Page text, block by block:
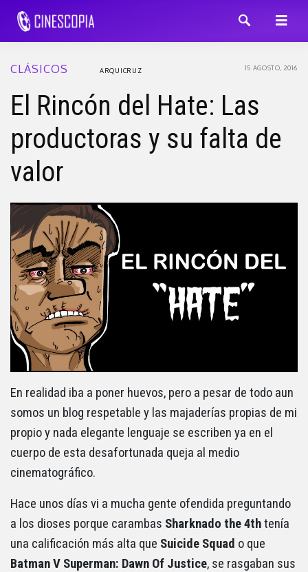
CLÁSICOS 15 AGOSTO, 2016
ARQUICRUZ
El Rincón del Hate: Las
productoras y su falta de
valor
En realidad iba a poner huevos, pero a pesar de todo aun
somos un blog respetable y las majaderías propias de mi
propio y nada elegante lenguaje se escriben ya en el
cuerpo de esta desafortunada queja al medio
cinematográfico.
Hace unos días vi a mucha gente ofendida preguntando
a los dioses porque carambas Sharknado the 4thtenía
una calificación más alta que Suicide Squad o que
Batman V Superman: Dawn Of Justice, se rasgaban sus